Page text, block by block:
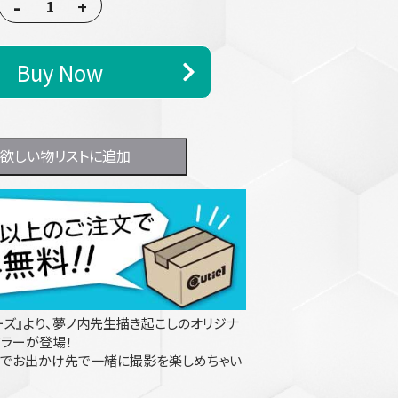
- +
Buy Now
欲しい物リストに追加
』より、夢ノ内先生描き起こしのオリジナ
ーが登場！
お出かけ先で一緒に撮影を楽しめちゃい